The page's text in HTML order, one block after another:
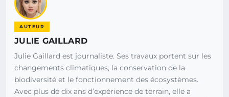
AUTEUR
JULIE GAILLARD
Julie Gaillard est journaliste. Ses travaux portent sur les
changements climatiques, la conservation de la
biodiversité et le fonctionnement des écosystèmes.
Avec plus de dix ans d’expérience de terrain, elle a